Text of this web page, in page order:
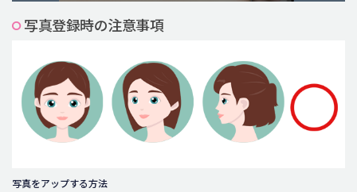
プチ整形
メンズ整形
idリアルストーリー
idニュース
安全整形
写真登録時の注意事項
写真をアップする方法